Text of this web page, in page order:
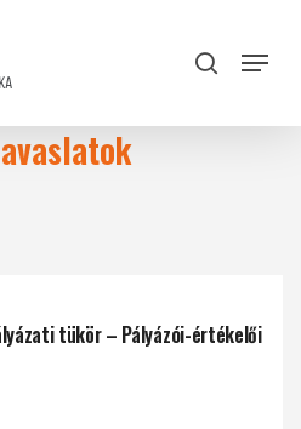
search
Menu
tükör – Pályázói-értékelői
Close